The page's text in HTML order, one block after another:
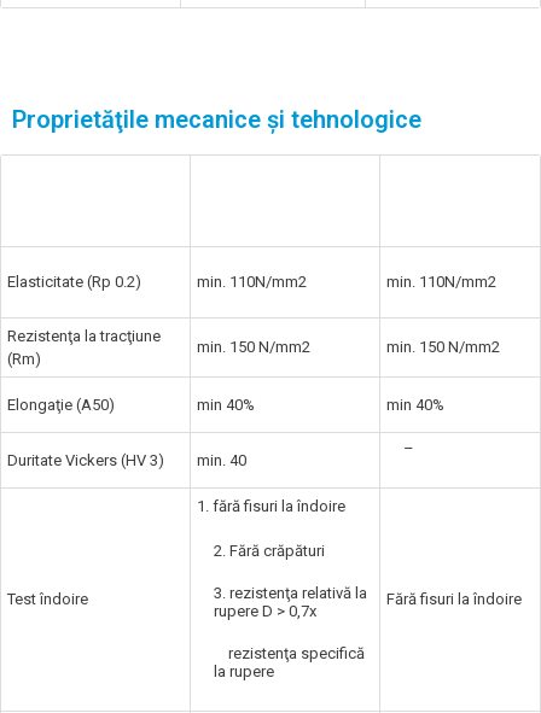
Proprietăţile mecanice şi tehnologice
Elasticitate (Rp 0.2) min. 110N/mm2 min. 110N/mm2
Rezistenţa la tracţiune
(Rm)
min. 150 N/mm2 min. 150 N/mm2
Elongaţie (A50) min 40% min 40%
Duritate Vickers (HV 3) min. 40
–
Test îndoire
1. fără fisuri la îndoire
2. Fără crăpături
3. rezistenţa relativă la
rupere D > 0,7x
rezistenţa specifică
la rupere
Fără fisuri la îndoire